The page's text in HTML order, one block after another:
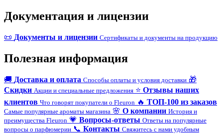
Документация и лицензии
📜 Документы и лицензии Сертификаты и документы на продукцию
Полезная информация
🚚 Доставка и оплата Способы оплаты и условия доставки 🎁
Скидки Акции и специальные предложения ⭐ Отзывы наших
клиентов Что говорят покупатели о Fleuron 🔥 ТОП-100 из заказов
Самые популярные ароматы магазина 🌸 О компании История и
преимущества Fleuron 💗 Вопросы-ответы Ответы на популярные
вопросы о парфюмерии 📞 Контакты Свяжитесь с нами удобным